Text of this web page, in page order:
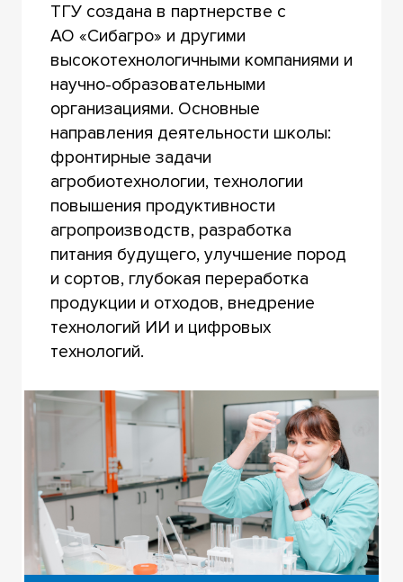
ТГУ создана в партнерстве с
АО «Сибагро» и другими
высокотехнологичными компаниями и
научно-образовательными
организациями. Основные
направления деятельности школы:
фронтирные задачи
агробиотехнологии, технологии
повышения продуктивности
агропроизводств, разработка
питания будущего, улучшение пород
и сортов, глубокая переработка
продукции и отходов, внедрение
технологий ИИ и цифровых
технологий.